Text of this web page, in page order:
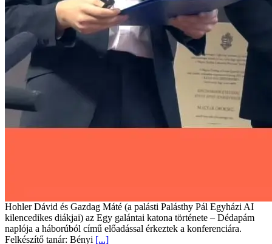
Hohler Dávid és Gazdag Máté (a palásti Palásthy Pál Egyházi AI
kilencedikes diákjai) az Egy galántai katona története – Dédapám
naplója a háborúból című előadással érkeztek a konferenciára.
Felkészítő tanár: Bényi [...]